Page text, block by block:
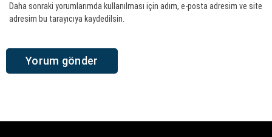
Daha sonraki yorumlarımda kullanılması için adım, e-posta adresim ve site
adresim bu tarayıcıya kaydedilsin.